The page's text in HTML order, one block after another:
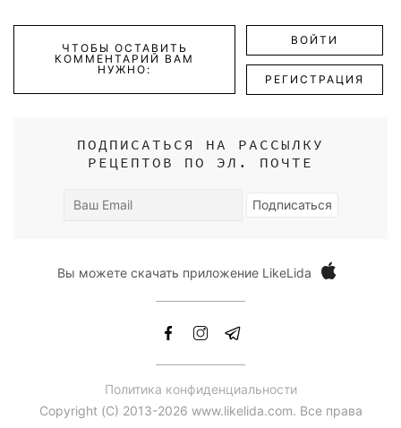
ЧТОБЫ ОСТАВИТЬ
КОММЕНТАРИЙ ВАМ
НУЖНО:
ВОЙТИ
РЕГИСТРАЦИЯ
ПОДПИСАТЬСЯ НА РАССЫЛКУ
РЕЦЕПТОВ ПО ЭЛ. ПОЧТЕ
Ваш
Подписаться
Вы можете скачать приложение LikeLida
Политика конфиденциальности
Copyright (С) 2013-2026 www.likelida.com. Все права